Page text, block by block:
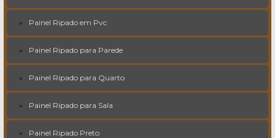
Painel Ripado em Pvc
Painel Ripado para Parede
Painel Ripado para Quarto
Painel Ripado para Sala
Painel Ripado Preto